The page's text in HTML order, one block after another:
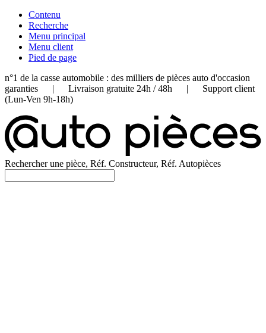
Contenu
Recherche
Menu principal
Menu client
Pied de page
n°1 de la casse automobile : des milliers de pièces auto d'occasion
garanties | Livraison gratuite 24h / 48h | Support client
(Lun-Ven 9h-18h)
Rechercher une pièce, Réf. Constructeur, Réf. Autopièces